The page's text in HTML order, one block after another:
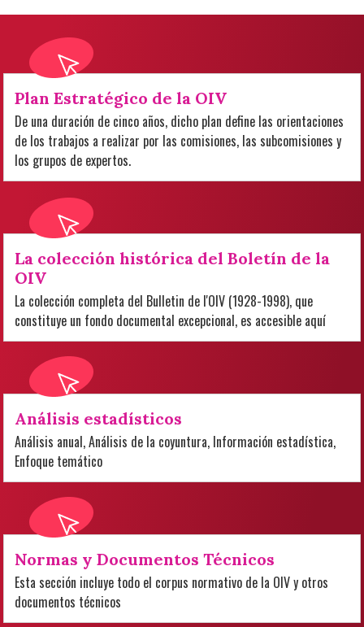
Plan Estratégico de la OIV
De una duración de cinco años, dicho plan define las orientaciones
de los trabajos a realizar por las comisiones, las subcomisiones y
los grupos de expertos.
La colección histórica del Boletín de la
OIV
La colección completa del Bulletin de l'OIV (1928-1998), que
constituye un fondo documental excepcional, es accesible aquí
Análisis estadísticos
Análisis anual, Análisis de la coyuntura, Información estadística,
Enfoque temático
Normas y Documentos Técnicos
Esta sección incluye todo el corpus normativo de la OIV y otros
documentos técnicos